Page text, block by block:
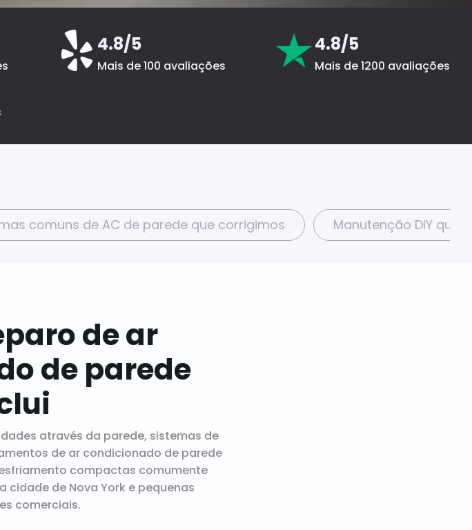
4.8/5
Mais de 100 avaliações
4.8/5
Mais de 1200 avaliações
comuns de AC de parede que corrigimos Manutenção DIY que
de ar
de parede
através da parede, sistemas de
de ar condicionado de parede
compactas comumente
de Nova York e pequenas
comerciais.